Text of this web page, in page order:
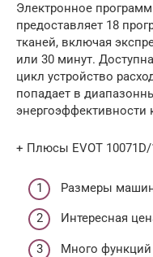
Электронное
предоставляет 18
тканей, включая
или 30 минут.
цикл устройство
попадает в
энергоэффективности
+ Плюсы EVOT 10071D/
Размеры
Интересная
Много функций